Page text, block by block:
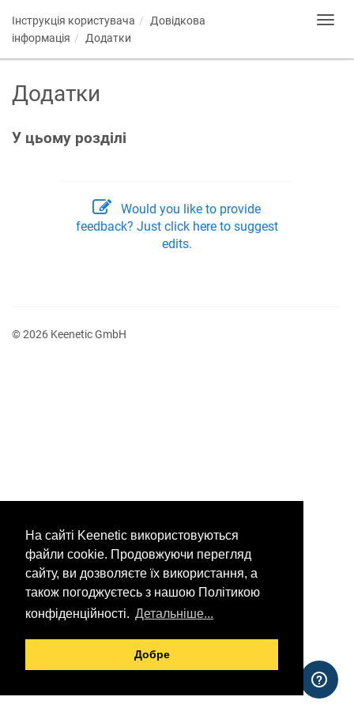
На сайті Keenetic використовуються
файли cookie. Продовжуючи перегляд
сайту, ви дозволяєте їх використання, а
також погоджуєтесь з нашою Політикою
конфіденційності. Детальніше...
Добре
Інструкція користувача
Довідкова
інформація
Додатки
Додатки
У цьому розділі
Would you like to provide
feedback? Just click here to suggest
edits.
© 2026 Keenetic GmbH